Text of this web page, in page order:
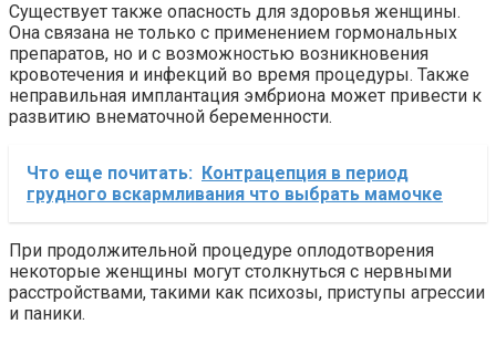
Существует также опасность для здоровья женщины.
Она связана не только с применением гормональных
препаратов, но и с возможностью возникновения
кровотечения и инфекций во время процедуры. Также
неправильная имплантация эмбриона может привести к
развитию внематочной беременности.
Что еще почитать:
Контрацепция в период
грудного вскармливания что выбрать мамочке
При продолжительной процедуре оплодотворения
некоторые женщины могут столкнуться с нервными
расстройствами, такими как психозы, приступы агрессии
и паники.